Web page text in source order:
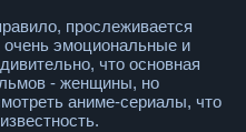
прослеживается
очень эмоциональные и
что основная
- женщины, но
аниме-сериалы, что